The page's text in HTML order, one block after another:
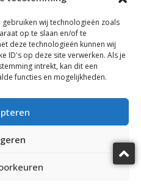
wij technologieën zoals
op te slaan en/of te
deze technologieën kunnen wij
ID's op deze site verwerken. Als je
intrekt, kan dit een
functies en mogelijkheden.
© 2025